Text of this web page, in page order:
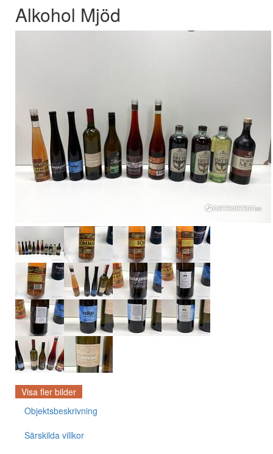
Alkohol Mjöd
Visa fler bilder
Objektsbeskrivning
Särskilda villkor